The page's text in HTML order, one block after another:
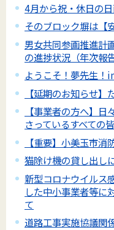
4月から祝・休日の
そのブロック塀は【
男女共同参画推進計
の進捗状況（年次報告
ようこそ！夢先生！
【延期のお知らせ
【事業者の方へ】
さっているすべての
【重要】小美玉市
猫除け機の貸し出し
新型コロナウイルス
した中小事業者等に
て
道路工事実施協議関